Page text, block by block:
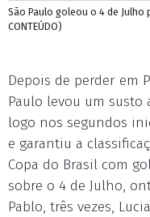
São Paulo goleou o 4 de Julho
CONTEÚDO)
Depois de perder em
Paulo levou um susto
logo nos segundos
e garantiu a
Copa do Brasil com
sobre o 4 de Julho,
Pablo, três vezes,